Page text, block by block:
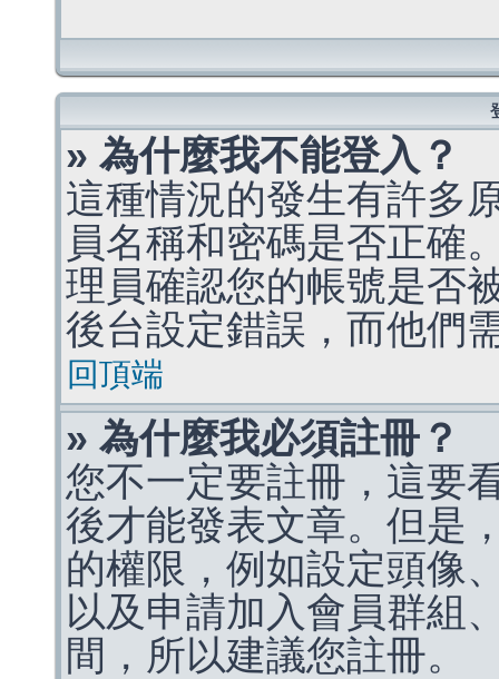
» 為什麼我不能登入？
這種情況的發生有許多
員名稱和密碼是否正確
理員確認您的帳號是否
後台設定錯誤，而他們
回頂端
» 為什麼我必須註冊？
您不一定要註冊，這要
後才能發表文章。但是
的權限，例如設定頭像
以及申請加入會員群組
間，所以建議您註冊。